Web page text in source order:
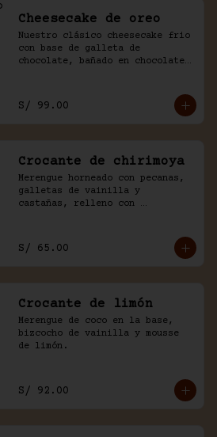
Cheesecake de oreo
Nuestro clásico cheesecake frio
con base de galleta de
chocolate, bañado en chocolate
S/ 99.00
Crocante de chirimoya
Merengue horneado con pecanas,
galletas de vainilla y
castañas, relleno con
S/ 65.00
Crocante de limón
Merengue de coco en la base,
bizcocho de vainilla y mousse
de limón.
S/ 92.00